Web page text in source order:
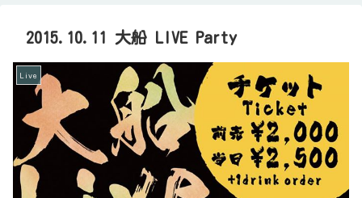
2015.10.11 大船 LIVE Party
Live